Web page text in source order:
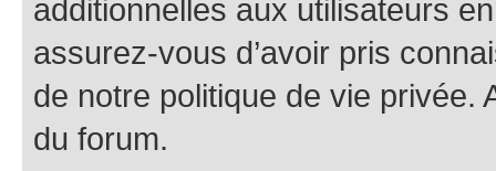
additionnelles aux utilisateurs
assurez-vous d’avoir pris
de notre politique de vie privée.
du forum.